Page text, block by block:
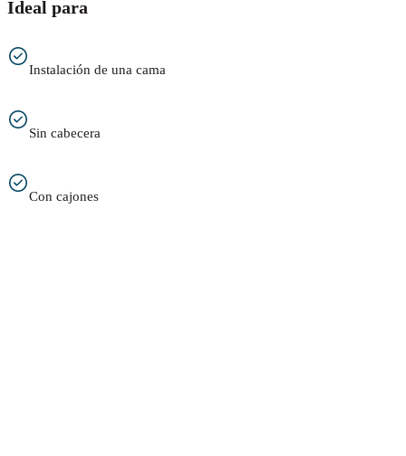
Ideal para
Instalación de una cama
Sin cabecera
Con cajones